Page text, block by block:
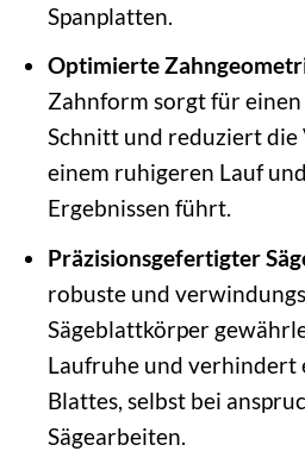
Spanplatten.
Optimierte
Zahnform sorgt für
Schnitt und reduziert die
einem ruhigeren Lauf
Ergebnissen führt.
Präzisionsgefertigter
robuste und
Sägeblattkörper
Laufruhe und verhindert
Blattes, selbst bei
Sägearbeiten.